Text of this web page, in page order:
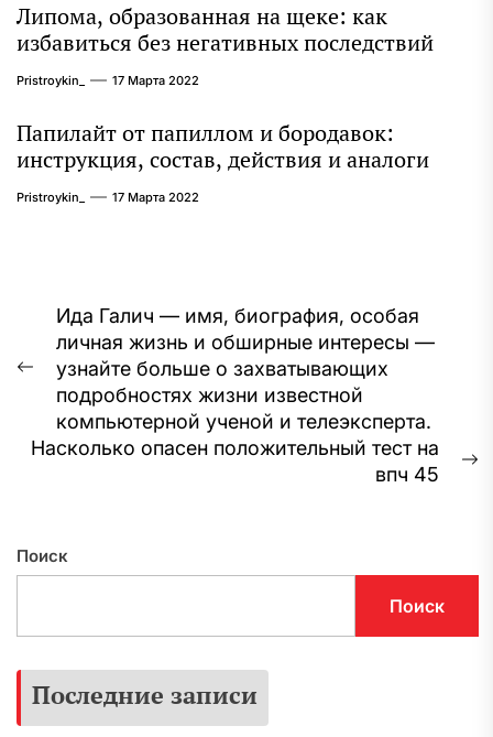
Липома, образованная на щеке: как
избавиться без негативных последствий
Pristroykin_ 17 Марта 2022
Папилайт от папиллом и бородавок:
инструкция, состав, действия и аналоги
Pristroykin_ 17 Марта 2022
Навигация
по
записям
Предыдущая
запись:
Ида Галич — имя, биография, особая
личная жизнь и обширные интересы —
узнайте больше о захватывающих
подробностях жизни известной
компьютерной ученой и телеэксперта.
Насколько опасен положительный тест на
впч 45
Поиск
Поиск
Последние записи